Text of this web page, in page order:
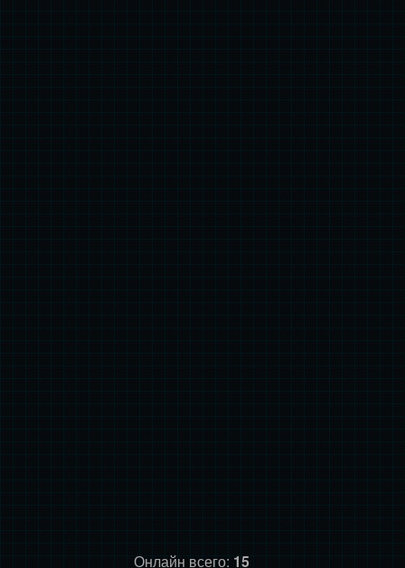
Онлайн всего: 15